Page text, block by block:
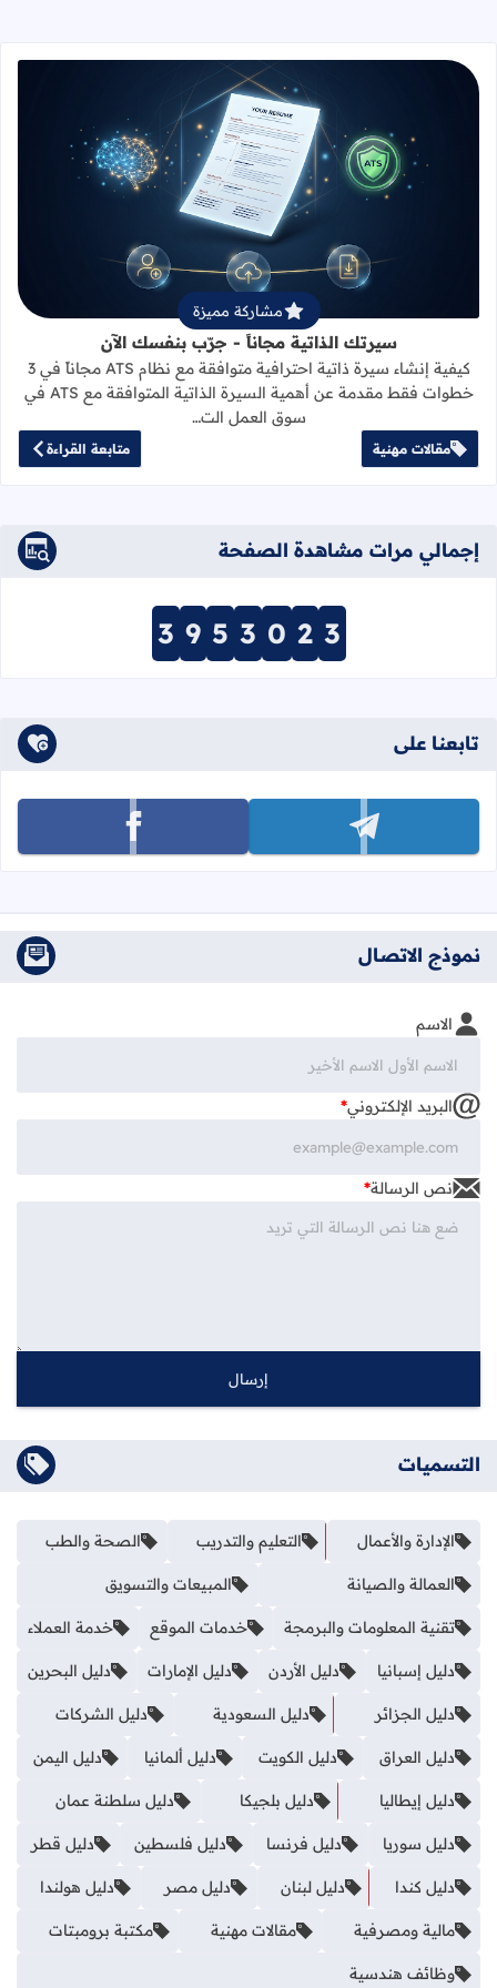
قراءة المزيد عن سيرتك الذاتية
مشاركة مميزة
سيرتك الذاتية مجاناً - جرّب بنفسك الآن
كيفية إنشاء سيرة ذاتية احترافية متوافقة مع نظام ATS مجاناً في 3
خطوات فقط مقدمة عن أهمية السيرة الذاتية المتوافقة مع ATS في
سوق العمل الت…
مقالات مهنية متابعة القراءة
إجمالي مرات مشاهدة الصفحة
3 9 5 3 0 2 3
تابعنا على
تابعنا على telegram تابعنا على facebook
نموذج الاتصال
الاسم
البريد الإلكتروني*
نص الرسالة*
التسميات
الإدارة والأعمال التعليم والتدريب الصحة والطب
العمالة والصيانة المبيعات والتسويق
تقنية المعلومات والبرمجة خدمات الموقع خدمة العملاء
دليل إسبانيا دليل الأردن دليل الإمارات دليل البحرين
دليل الجزائر دليل السعودية دليل الشركات
دليل العراق دليل الكويت دليل ألمانيا دليل اليمن
دليل إيطاليا دليل بلجيكا دليل سلطنة عمان
دليل سوريا دليل فرنسا دليل فلسطين دليل قطر
دليل كندا دليل لبنان دليل مصر دليل هولندا
مالية ومصرفية مقالات مهنية مكتبة برومبتات
وظائف هندسية